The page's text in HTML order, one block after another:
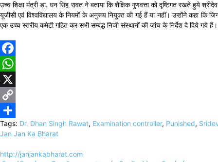
उच्च शिक्षा मंत्री डा. धन सिंह रावत ने बताया कि शैक्षिक गुणवत्ता को दृष्टिगत रखते हुये
यूजीसी एवं विश्वविद्यालय के नियमों के अनुरूप नियुक्त की गई हैं या नहीं। उन्होंने कहा कि
एक उच्च स्तरीय कमेटी गठित कर सभी सम्बद्ध निजी संस्थानों की जांच के निर्देश दे दिये गये हैं।
Facebook
WhatsApp
X
Copy
Link
Share
Tags: Dr. Dhan Singh Rawat, Examination controller, Punished,
Jan Jan Ka Bharat
http://janjankabharat.com